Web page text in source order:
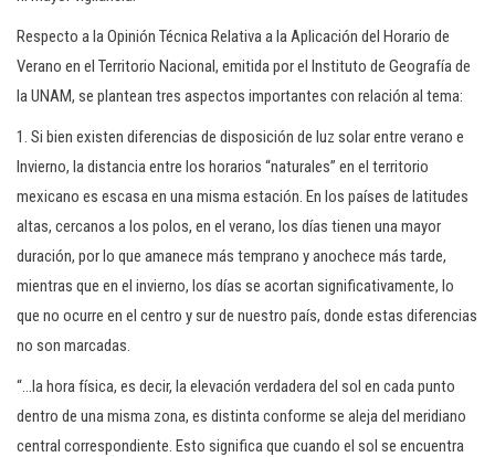
Respecto a la Opinión Técnica Relativa a la Aplicación del Horario de
Verano en el Territorio Nacional, emitida por el Instituto de Geografía de
la UNAM, se plantean tres aspectos importantes con relación al tema:
1. Si bien existen diferencias de disposición de luz solar entre verano e
Invierno, la distancia entre los horarios “naturales” en el territorio
mexicano es escasa en una misma estación. En los países de latitudes
altas, cercanos a los polos, en el verano, los días tienen una mayor
duración, por lo que amanece más temprano y anochece más tarde,
mientras que en el invierno, los días se acortan significativamente, lo
que no ocurre en el centro y sur de nuestro país, donde estas diferencias
no son marcadas.
“…la hora física, es decir, la elevación verdadera del sol en cada punto
dentro de una misma zona, es distinta conforme se aleja del meridiano
central correspondiente. Esto significa que cuando el sol se encuentra